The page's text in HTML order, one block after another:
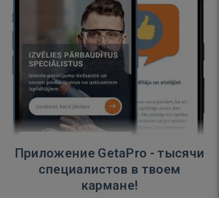
Приложение GetaPro - тысячи
специалистов в твоем
кармане!